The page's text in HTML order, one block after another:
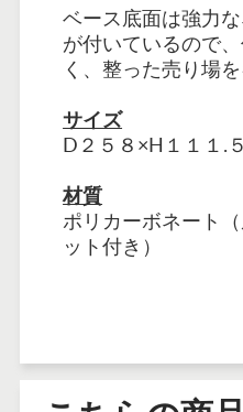
ベース底面は強力
が付いているので
く、整った売り場
サイズ
D２５８×H１１１.
材質
ポリカーボネート
ット付き）